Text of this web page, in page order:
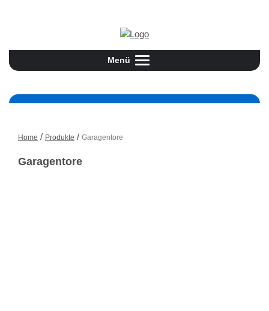
Toggle
navigation
Menü
Home / Produkte / Garagentore
Garagentore